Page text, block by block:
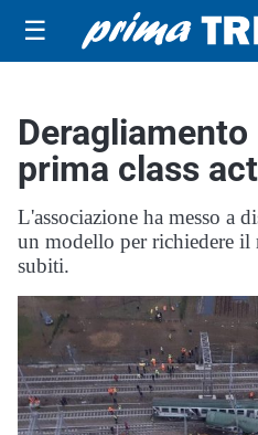
☰
prima class
L'associazione ha messo a
un modello per richiedere il
subiti.